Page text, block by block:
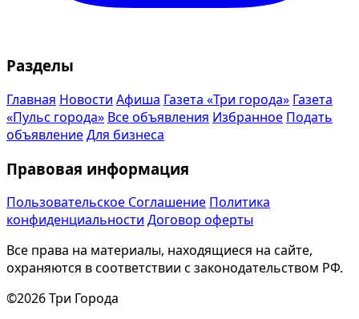
Разделы
Главная Новости Афиша Газета «Три города» Газета
«Пульс города» Все объявления Избранное Подать
объявлениеДля бизнеса
Правовая информация
Пользовательское Соглашение Политика
конфиденциальности Договор оферты
Все права на материалы, находящиеся на сайте,
охраняются в соответствии с законодательством РФ.
©2026 Три Города